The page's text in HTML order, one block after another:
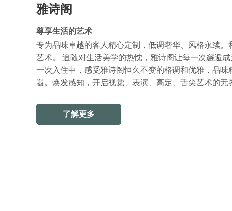
雅诗阁
尊享生活的艺术
专为品味卓越的客人精心定制，低调奢华、风格永续
艺术。 追随对生活美学的热忱，雅诗阁让每一次邂逅
一次入住中，感受雅诗阁恒久不变的格调和优雅，品
嚣。焕发感知，开启视觉、表演、高定、舌尖艺术的无
了解更多